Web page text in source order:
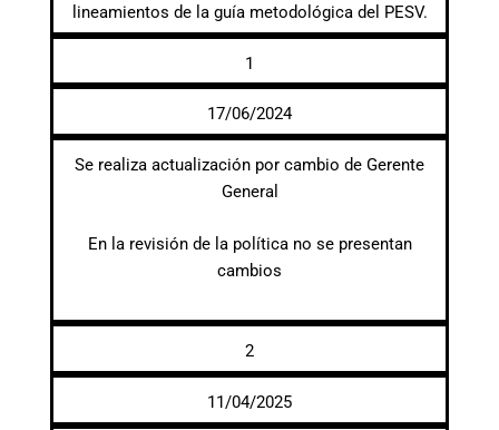
lineamientos de la guía metodológica del PESV.
1
17/06/2024
Se realiza actualización por cambio de Gerente
General
En la revisión de la política no se presentan
cambios
2
11/04/2025